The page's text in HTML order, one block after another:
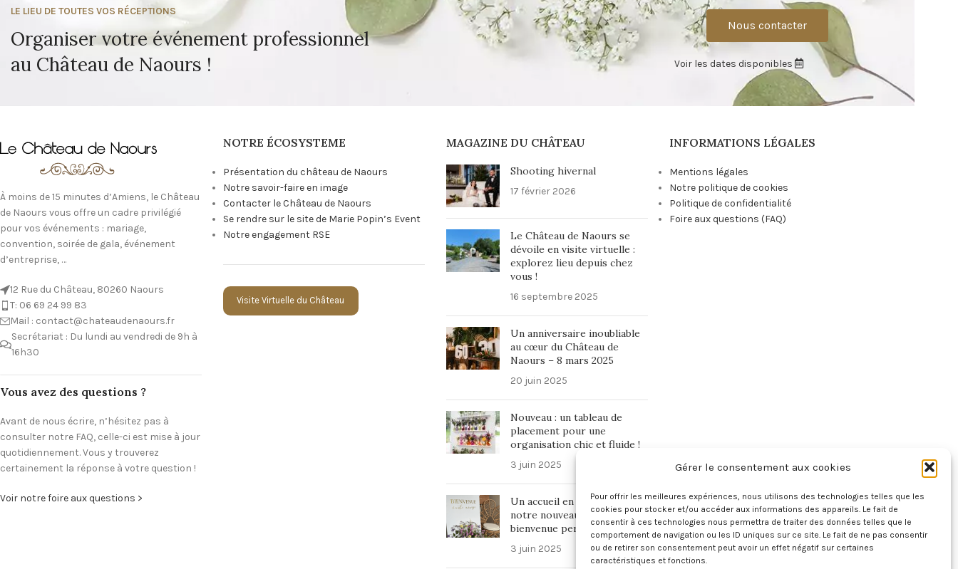
Gérer le consentement aux cookies
Pour offrir les meilleures expériences, nous utilisons des technologies telles que les
cookies pour stocker et/ou accéder aux informations des appareils. Le fait de
consentir à ces technologies nous permettra de traiter des données telles que le
comportement de navigation ou les ID uniques sur ce site. Le fait de ne pas consentir
ou de retirer son consentement peut avoir un effet négatif sur certaines
caractéristiques et fonctions.
LE LIEU DE TOUTES VOS RÉCEPTIONS
Organiser votre événement professionnel
au Château de Naours !
Nous contacter
Voir les dates disponibles
À moins de 15 minutes d’Amiens, le Château
de Naours vous offre un cadre privilégié
pour vos événements : mariage,
convention, soirée de gala, événement
d’entreprise, …
12 Rue du Château, 80260 Naours
T: 06 69 24 99 83
Mail : contact@chateaudenaours.fr
Secrétariat : Du lundi au vendredi de 9h à
16h30
Vous avez des questions ?
Avant de nous écrire, n’hésitez pas à
consulter notre FAQ, celle-ci est mise à jour
quotidiennement. Vous y trouverez
certainement la réponse à votre question !
Voir notre foire aux questions >
NOTRE ÉCOSYSTEME
Présentation du château de Naours
Notre savoir-faire en image
Contacter le Château de Naours
Se rendre sur le site de Marie Popin’s Event
Notre engagement RSE
Visite Virtuelle du Château
MAGAZINE DU CHÂTEAU
Shooting hivernal
17 février 2026
Le Château de Naours se
dévoile en visite virtuelle :
explorez lieu depuis chez
vous !
16 septembre 2025
Un anniversaire inoubliable
au cœur du Château de
Naours – 8 mars 2025
20 juin 2025
Nouveau : un tableau de
placement pour une
organisation chic et fluide !
3 juin 2025
Un accueil en beauté avec
notre nouveau panneau de
bienvenue personnalisé !
3 juin 2025
INFORMATIONS LÉGALES
Mentions légales
Notre politique de cookies
Politique de confidentialité
Foire aux questions (FAQ)